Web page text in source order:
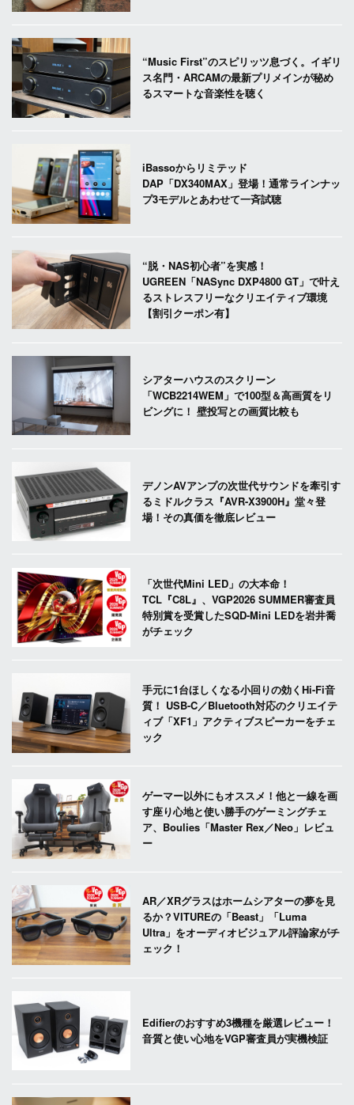
“Music First”のスピリッツ息づく。イギリ
ス名門・ARCAMの最新プリメインが秘め
るスマートな音楽性を聴く
iBassoからリミテッド
DAP「DX340MAX」登場！通常ラインナッ
プ3モデルとあわせて一斉試聴
“脱・NAS初心者”を実感！
UGREEN「NASync DXP4800 GT」で叶え
るストレスフリーなクリエイティブ環境
【割引クーポン有】
シアターハウスのスクリーン
「WCB2214WEM」で100型＆高画質をリ
ビングに！ 壁投写との画質比較も
デノンAVアンプの次世代サウンドを牽引す
るミドルクラス『AVR-X3900H』堂々登
場！その真価を徹底レビュー
「次世代Mini LED」の大本命！
TCL『C8L』、VGP2026 SUMMER審査員
特別賞を受賞したSQD-Mini LEDを岩井喬
がチェック
手元に1台ほしくなる小回りの効くHi-Fi音
質！ USB-C／Bluetooth対応のクリエイテ
ィブ「XF1」アクティブスピーカーをチェ
ック
ゲーマー以外にもオススメ！他と一線を画
す座り心地と使い勝手のゲーミングチェ
ア、Boulies「Master Rex／Neo」レビュ
ー
AR／XRグラスはホームシアターの夢を見
るか？VITUREの「Beast」「Luma
Ultra」をオーディオビジュアル評論家がチ
ェック！
Edifierのおすすめ3機種を厳選レビュー！
音質と使い心地をVGP審査員が実機検証